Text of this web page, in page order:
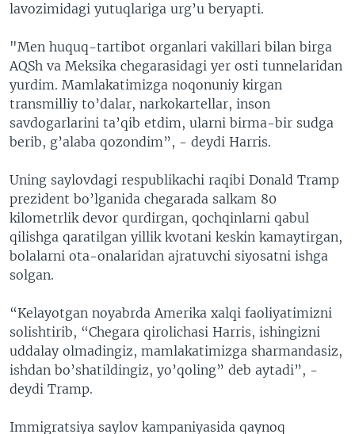
lavozimidagi yutuqlariga urg’u beryapti.
"Men huquq-tartibot organlari vakillari bilan birga
AQSh va Meksika chegarasidagi yer osti tunnelaridan
yurdim. Mamlakatimizga noqonuniy kirgan
transmilliy to’dalar, narkokartellar, inson
savdogarlarini ta’qib etdim, ularni birma-bir sudga
berib, g’alaba qozondim”, - deydi Harris.
Uning saylovdagi respublikachi raqibi Donald Tramp
prezident bo’lganida chegarada salkam 80
kilometrlik devor qurdirgan, qochqinlarni qabul
qilishga qaratilgan yillik kvotani keskin kamaytirgan,
bolalarni ota-onalaridan ajratuvchi siyosatni ishga
solgan.
“Kelayotgan noyabrda Amerika xalqi faoliyatimizni
solishtirib, “Chegara qirolichasi Harris, ishingizni
uddalay olmadingiz, mamlakatimizga sharmandasiz,
ishdan bo’shatildingiz, yo’qoling” deb aytadi”, -
deydi Tramp.
Immigratsiya saylov kampaniyasida qaynoq